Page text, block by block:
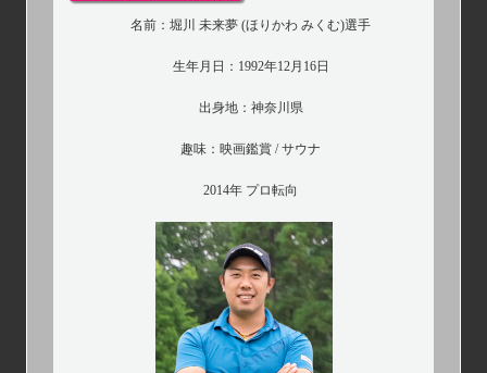
名前：堀川 未来夢 (ほりかわ みくむ)選手
生年月日：1992年12月16日
出身地：神奈川県
趣味：映画鑑賞 / サウナ
2014年 プロ転向